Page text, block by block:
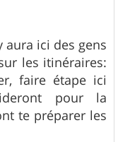
aura ici des gens
les itinéraires:
faire étape ici
pour la
te préparer les